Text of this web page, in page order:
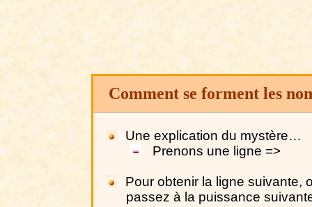
Comment se forment les
Une explication du mystère…
Prenons une ligne =>
Pour obtenir la ligne suivante,
passez à la puissance